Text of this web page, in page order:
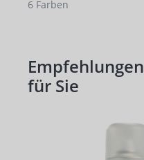
6 Farben
Produktgalerie
Empfehlungen
für Sie